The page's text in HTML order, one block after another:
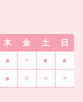
木 金 土 日
● × ● ●
● × × ×